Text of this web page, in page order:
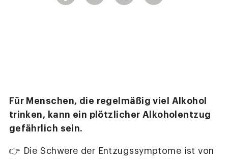
Für Menschen, die regelmäßig viel Alkohol
trinken, kann ein plötzlicher Alkoholentzug
gefährlich sein.
👉 Die Schwere der Entzugssymptome ist von